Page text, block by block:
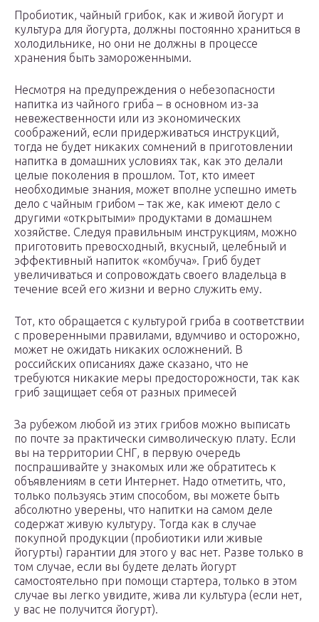
Пробиотик, чайный грибок, как и живой йогурт и
культура для йогурта, должны постоянно храниться в
холодильнике, но они не должны в процессе
хранения быть замороженными.
Несмотря на предупреждения о небезопасности
напитка из чайного гриба – в основном из-за
невежественности или из экономических
соображений, если придерживаться инструкций,
тогда не будет никаких сомнений в приготовлении
напитка в домашних условиях так, как это делали
целые поколения в прошлом. Тот, кто имеет
необходимые знания, может вполне успешно иметь
дело с чайным грибом – так же, как имеют дело с
другими «открытыми» продуктами в домашнем
хозяйстве. Следуя правильным инструкциям, можно
приготовить превосходный, вкусный, целебный и
эффективный напиток «комбуча». Гриб будет
увеличиваться и сопровождать своего владельца в
течение всей его жизни и верно служить ему.
Тот, кто обращается с культурой гриба в соответствии
с проверенными правилами, вдумчиво и осторожно,
может не ожидать никаких осложнений. В
российских описаниях даже сказано, что не
требуются никакие меры предосторожности, так как
гриб защищает себя от разных примесей
За рубежом любой из этих грибов можно выписать
по почте за практически символическую плату. Если
вы на территории СНГ, в первую очередь
поспрашивайте у знакомых или же обратитесь к
объявлениям в сети Интернет. Надо отметить, что,
только пользуясь этим способом, вы можете быть
абсолютно уверены, что напитки на самом деле
содержат живую культуру. Тогда как в случае
покупной продукции (пробиотики или живые
йогурты) гарантии для этого у вас нет. Разве только в
том случае, если вы будете делать йогурт
самостоятельно при помощи стартера, только в этом
случае вы легко увидите, жива ли культура (если нет,
у вас не получится йогурт).